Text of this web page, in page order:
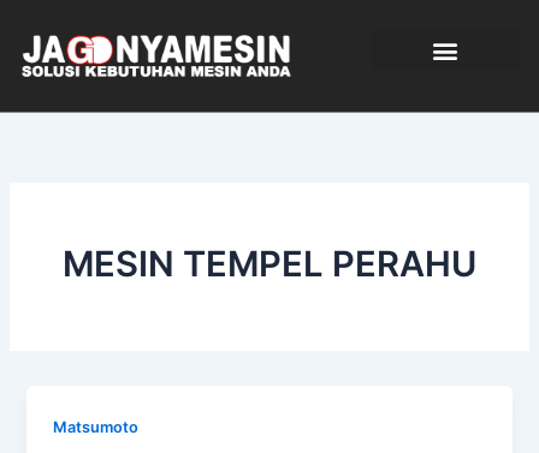
content
MESIN TEMPEL PERAHU
Matsumoto